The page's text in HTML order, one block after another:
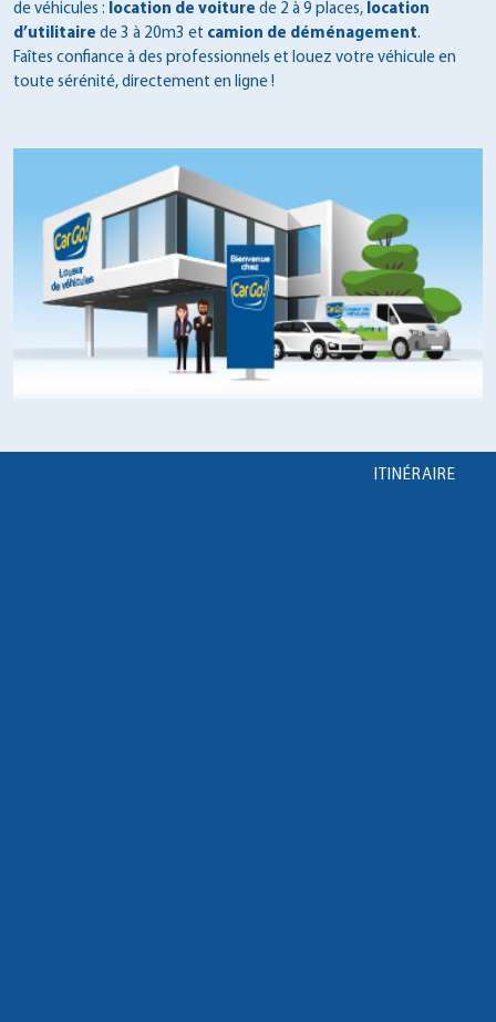
de véhicules : location de voiture de 2 à 9 places, location
d’utilitaire de 3 à 20m3 et camion de déménagement.
Faîtes confiance à des professionnels et louez votre véhicule en
toute sérénité, directement en ligne !
ITINÉRAIRE